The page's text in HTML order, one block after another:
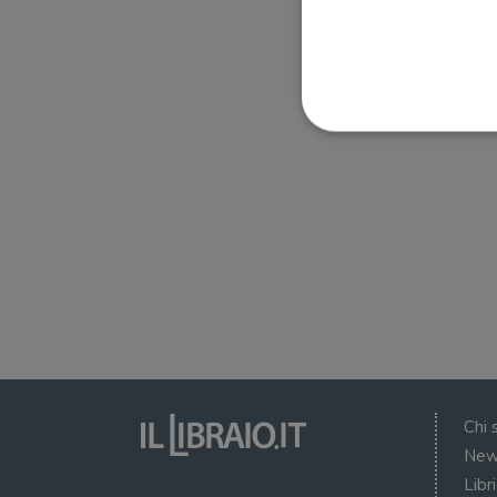
Chi
I cookie strettamente
wordpress_sec_[hash]
CookieScriptConsent